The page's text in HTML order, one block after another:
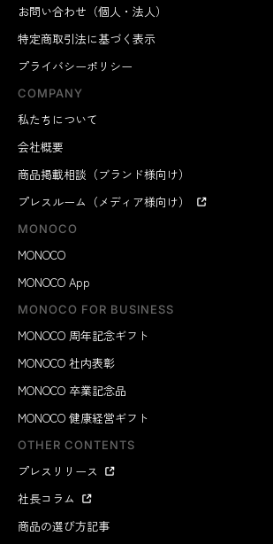
お問い合わせ（個人・法人）
特定商取引法に基づく表示
プライバシーポリシー
COMPANY
私たちについて
会社概要
商品掲載相談（ブランド様向け）
プレスルーム（メディア様向け）
MONOCO
MONOCO
MONOCO App
MONOCO FOR BUSINESS
MONOCO 周年記念ギフト
MONOCO 社内表彰
MONOCO 卒業記念品
MONOCO 健康経営ギフト
OTHER CONTENTS
プレスリリース
社長コラム
商品の選び方記事